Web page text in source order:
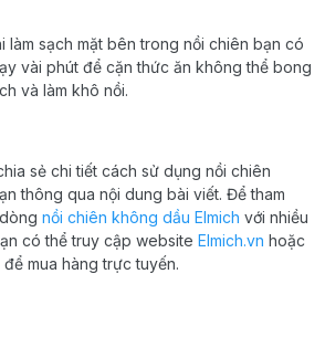
làm sạch mặt bên trong nồi chiên bạn có
vài phút để cặn thức ăn không thể bong
và làm khô nồi.
sẻ chi tiết cách sử dụng nồi chiên
thông qua nội dung bài viết. Để tham
nồi chiên không dầu Elmich với nhiều
có thể truy cập website Elmich.vn hoặc
để mua hàng trực tuyến.